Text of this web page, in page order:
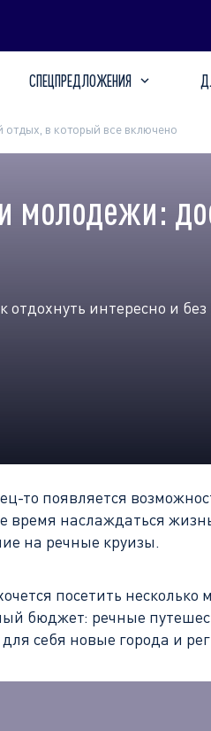
СПЕЦПРЕДЛОЖЕНИЯ
в который все включено
молодежи:
интересно и
то появляется
наслаждаться
на речные круизы.
посетить несколько
бюджет: речные
себя новые города и